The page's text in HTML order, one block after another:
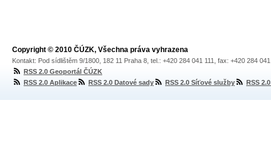
Copyright © 2010 ČÚZK, Všechna práva vyhrazena
Kontakt: Pod sídlištěm 9/1800, 182 11 Praha 8, tel.: +420 284 041 111, fax: +420 284
RSS 2.0 Geoportál ČÚZK
RSS 2.0 Aplikace
RSS 2.0 Datové sady RSS 2.0 Síťové služby RSS